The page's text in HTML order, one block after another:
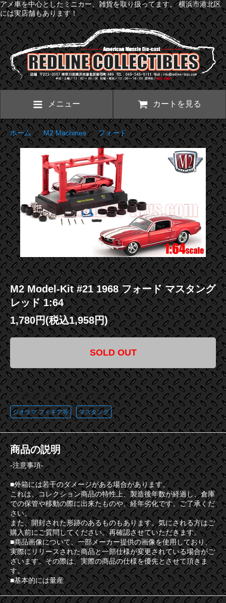
アメ車を中心としたミニカー、雑貨を取り扱ってます。 横浜市港北区
には実店舗もあります！
メニュー カートを見る
ホーム>M2 Machines>フォード
M2 Model-Kit #21 1968 フォード マスタング
レッド 1:64
1,780円(税込1,958円)
SOLD OUT
この商品に登録されているタグ
ジオラマ フィギア等 マスタング
商品の説明
-注意事項-
■外箱には若干のダメージがある場合があります。
これは、コレクション商品の特性上、製造後年数が経過し、倉庫
での保管や移動の際に出来たものや、経年劣化です。ご了承くだ
さい。
また、開封された形跡のあるものもあります。気にされる方はご
購入前にご質問してください。再確認させていただきます。
■商品画像について、一部メーカー提供の画像を使用しており、
実際にリリースされた商品と一部仕様が変更されている場合がご
ざいます。その際は、実際の商品の仕様を優先とさせて頂きま
す。
■基本的には量産